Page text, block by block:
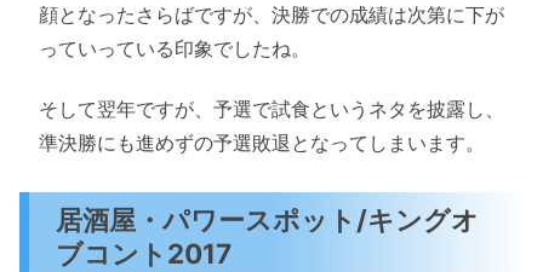
顔となったさらばですが、決勝での成績は次第に下が
っていっている印象でしたね。
そして翌年ですが、予選で試食というネタを披露し、
準決勝にも進めずの予選敗退となってしまいます。
居酒屋・パワースポット/キングオ
ブコント2017